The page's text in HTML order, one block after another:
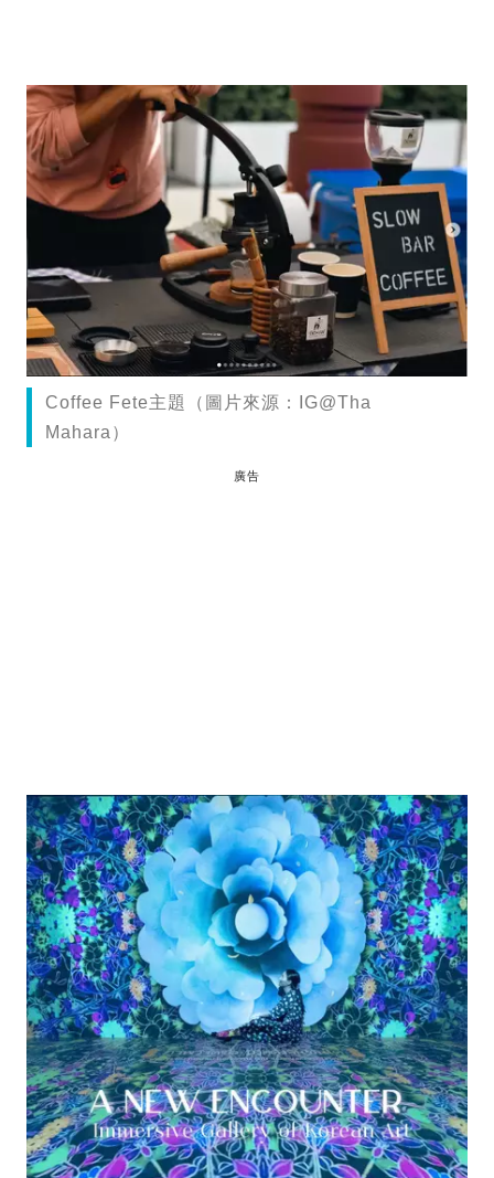
Coffee Fete主題（圖片來源：IG@Tha
Mahara）
廣告